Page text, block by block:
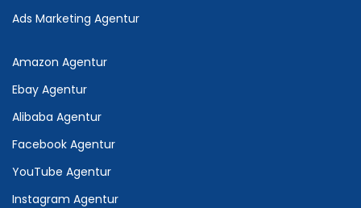
Ads Marketing Agentur
Amazon Agentur
Ebay Agentur
Alibaba Agentur
Facebook Agentur
YouTube Agentur
Instagram Agentur